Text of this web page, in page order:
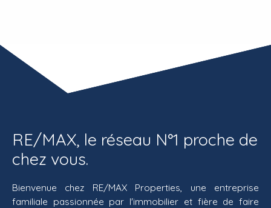
RE/MAX, le réseau N°1 proche de
chez vous.
Bienvenue chez RE/MAX Properties, une entreprise
familiale passionnée par l'immobilier et fière de faire